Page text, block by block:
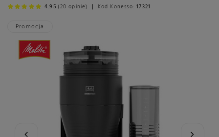
Promocja
4.95 (20 opinie) Kod Konesso:17321